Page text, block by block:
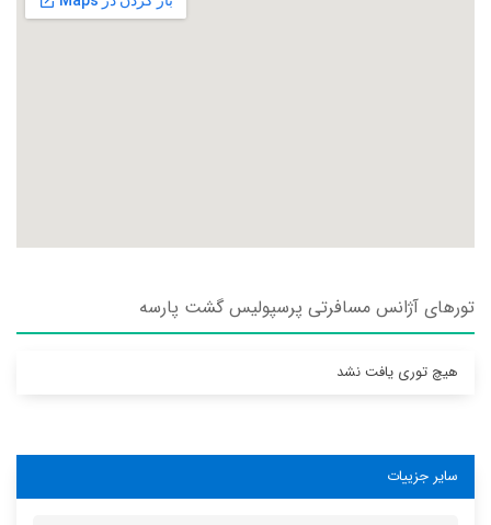
تورهای آژانس مسافرتی پرسپوليس گشت پارسه
هیچ توری یافت نشد
سایر جزییات